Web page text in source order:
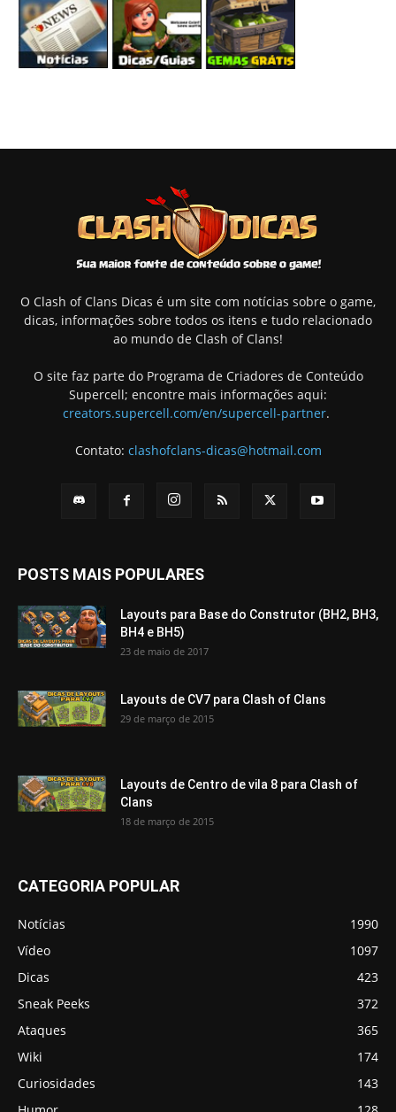
O Clash of Clans Dicas é um site com notícias sobre o game,
dicas, informações sobre todos os itens e tudo relacionado
ao mundo de Clash of Clans!
O site faz parte do Programa de Criadores de Conteúdo
Supercell; encontre mais informações aqui:
creators.supercell.com/en/supercell-partner.
Contato: clashofclans-dicas@hotmail.com
POSTS MAIS POPULARES
Layouts para Base do Construtor (BH2, BH3,
BH4 e BH5)
23 de maio de 2017
Layouts de CV7 para Clash of Clans
29 de março de 2015
Layouts de Centro de vila 8 para Clash of
Clans
18 de março de 2015
CATEGORIA POPULAR
Notícias
1990
Vídeo
1097
Dicas
423
Sneak Peeks
372
Ataques
365
Wiki
174
Curiosidades
143